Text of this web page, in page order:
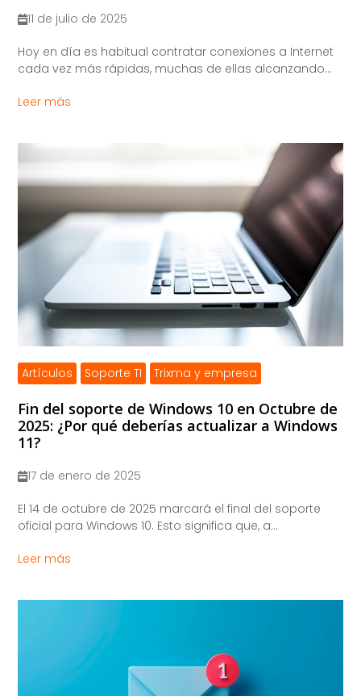
11 de julio de 2025
Hoy en día es habitual contratar conexiones a Internet
cada vez más rápidas, muchas de ellas alcanzando...
Leer más
Artículos Soporte TI Trixma y empresa
Fin del soporte de Windows 10 en Octubre de
2025: ¿Por qué deberías actualizar a Windows
11?
17 de enero de 2025
El 14 de octubre de 2025 marcará el final del soporte
oficial para Windows 10. Esto significa que, a...
Leer más